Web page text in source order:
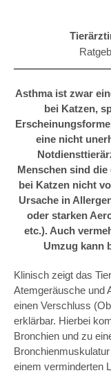
Asthma ist zwar
bei Katzen,
eine nicht
Menschen sind
bei Katzen nicht
Ursache in
oder starken
etc.). Auch
Umzug kann
Klinisch zeigt das
Atemgeräusche und
einen Verschluss
erklärbar. Hierbei
Bronchien und zu
einem verminderten